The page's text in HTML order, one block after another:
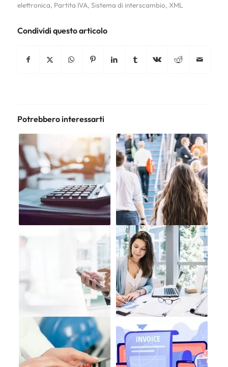
elettronica, Partita IVA, Sistema di interscambio, XML
Condividi questo articolo
Potrebbero interessarti